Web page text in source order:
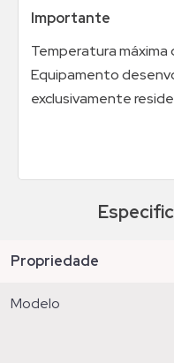
Importante
Temperatura máxima
Equipamento
exclusivamente
propriedade
modelo